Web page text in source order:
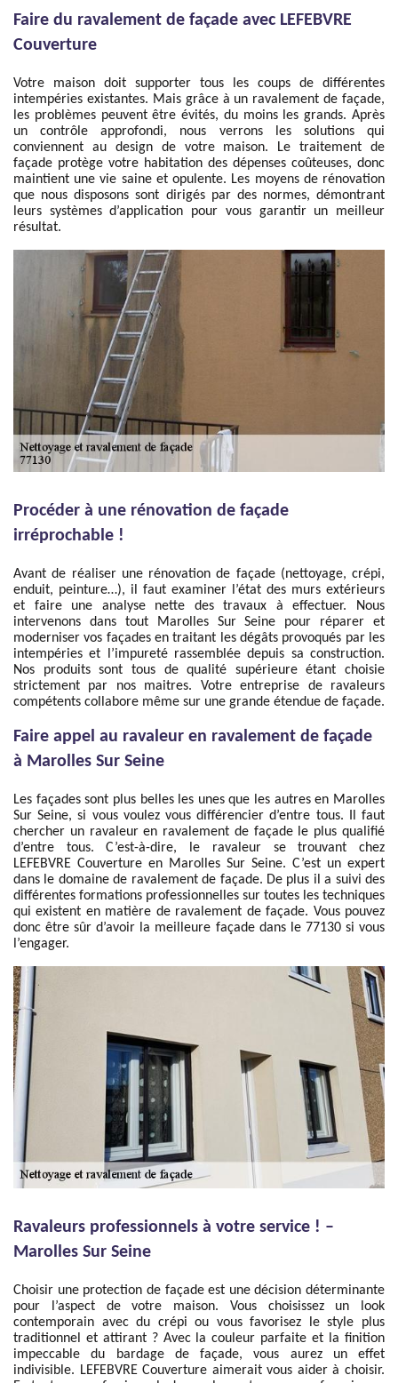
Faire du ravalement de façade avec LEFEBVRE
Couverture
Votre maison doit supporter tous les coups de différentes
intempéries existantes. Mais grâce à un ravalement de façade,
les problèmes peuvent être évités, du moins les grands. Après
un contrôle approfondi, nous verrons les solutions qui
conviennent au design de votre maison. Le traitement de
façade protège votre habitation des dépenses coûteuses, donc
maintient une vie saine et opulente. Les moyens de rénovation
que nous disposons sont dirigés par des normes, démontrant
leurs systèmes d’application pour vous garantir un meilleur
résultat.
Procéder à une rénovation de façade
irréprochable !
Avant de réaliser une rénovation de façade (nettoyage, crépi,
enduit, peinture…), il faut examiner l’état des murs extérieurs
et faire une analyse nette des travaux à effectuer. Nous
intervenons dans tout Marolles Sur Seine pour réparer et
moderniser vos façades en traitant les dégâts provoqués par les
intempéries et l’impureté rassemblée depuis sa construction.
Nos produits sont tous de qualité supérieure étant choisie
strictement par nos maitres. Votre entreprise de ravaleurs
compétents collabore même sur une grande étendue de façade.
Faire appel au ravaleur en ravalement de façade
à Marolles Sur Seine
Les façades sont plus belles les unes que les autres en Marolles
Sur Seine, si vous voulez vous différencier d’entre tous. Il faut
chercher un ravaleur en ravalement de façade le plus qualifié
d’entre tous. C’est-à-dire, le ravaleur se trouvant chez
LEFEBVRE Couverture en Marolles Sur Seine. C’est un expert
dans le domaine de ravalement de façade. De plus il a suivi des
différentes formations professionnelles sur toutes les techniques
qui existent en matière de ravalement de façade. Vous pouvez
donc être sûr d’avoir la meilleure façade dans le 77130 si vous
l’engager.
Ravaleurs professionnels à votre service ! –
Marolles Sur Seine
Choisir une protection de façade est une décision déterminante
pour l’aspect de votre maison. Vous choisissez un look
contemporain avec du crépi ou vous favorisez le style plus
traditionnel et attirant ? Avec la couleur parfaite et la finition
impeccable du bardage de façade, vous aurez un effet
indivisible. LEFEBVRE Couverture aimerait vous aider à choisir.